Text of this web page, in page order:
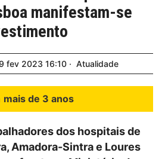
manifestam-se
9 fev 2023 16:10 Atualidade
mais de 3 anos
dos hospitais de
Amadora-Sintra e Loures